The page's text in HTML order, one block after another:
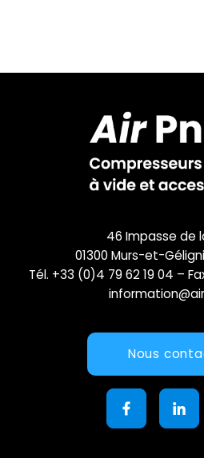
46 Impasse de
01300 Murs-et-
Tél. +33 (0)4 79 62 19 04 –
Nous